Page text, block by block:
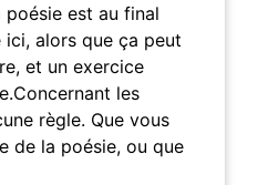
poésie est au final
alors que ça peut
et un exercice
les
règle. Que vous
de la poésie, ou que